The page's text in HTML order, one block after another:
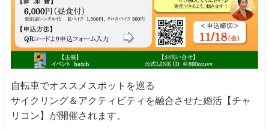
自転車でオススメスポットを巡る
サイクリング＆アクティビティを融合させた婚活【チャ
リコン】が開催されます。